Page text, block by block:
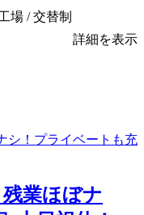
場 / 交替制
詳細を表示
業ほぼナ